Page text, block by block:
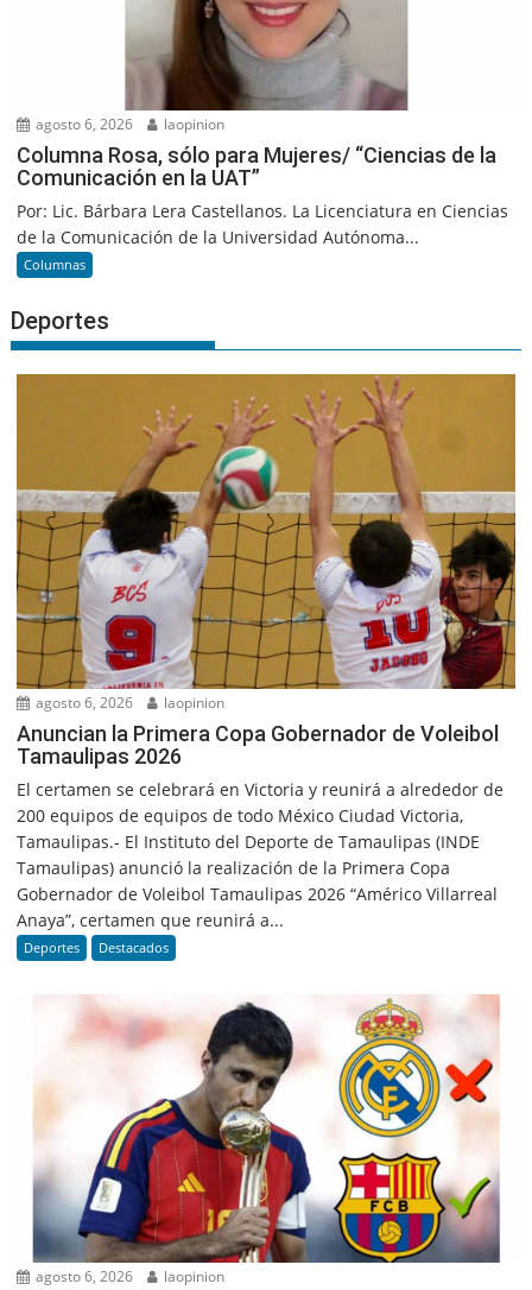
agosto 6, 2026 laopinion
Columna Rosa, sólo para Mujeres/ “Ciencias de la
Comunicación en la UAT”
Por: Lic. Bárbara Lera Castellanos. La Licenciatura en Ciencias
de la Comunicación de la Universidad Autónoma...
Columnas
Deportes
agosto 6, 2026 laopinion
Anuncian la Primera Copa Gobernador de Voleibol
Tamaulipas 2026
El certamen se celebrará en Victoria y reunirá a alrededor de
200 equipos de equipos de todo México Ciudad Victoria,
Tamaulipas.- El Instituto del Deporte de Tamaulipas (INDE
Tamaulipas) anunció la realización de la Primera Copa
Gobernador de Voleibol Tamaulipas 2026 “Américo Villarreal
Anaya”, certamen que reunirá a...
Deportes Destacados
agosto 6, 2026 laopinion